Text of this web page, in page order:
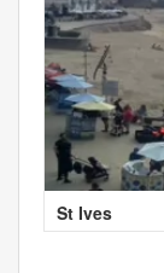
St Ives